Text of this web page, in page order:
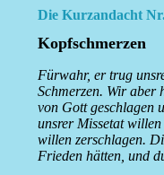
Die Kurzandacht
Kopfschmerzen
Fürwahr, er trug
Schmerzen. Wir aber
von Gott geschlagen
unsrer Missetat
willen zerschlagen.
Frieden hätten, und